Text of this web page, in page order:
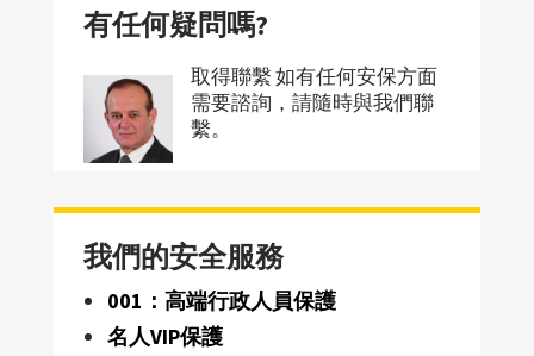
有任何疑問嗎?
取得聯繫 如有任何安保方面
需要諮詢，請隨時與我們聯
繫。
我們的安全服務
001：高端行政人員保護
名人VIP保護